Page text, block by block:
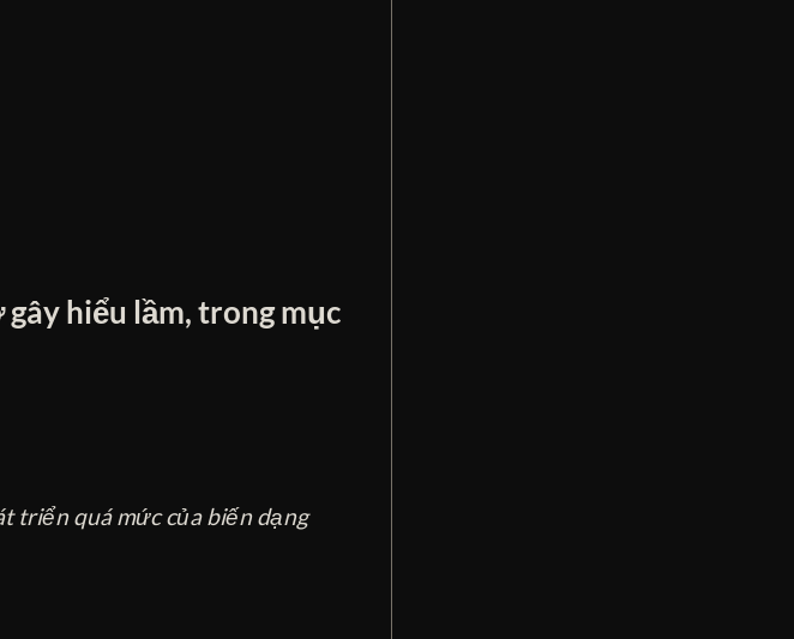
hiểu lầm, trong mục
triển quá mức của biến dạng